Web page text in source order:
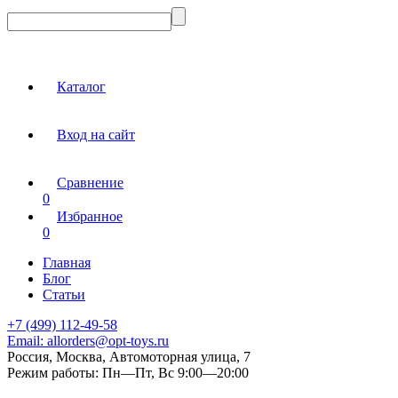
Каталог
Вход на сайт
Сравнение
0
Избранное
0
Главная
Блог
Статьи
+7 (499) 112-49-58
Email: allorders@opt-toys.ru
Россия, Москва, Автомоторная улица, 7
Режим работы: Пн—Пт, Вс 9:00—20:00